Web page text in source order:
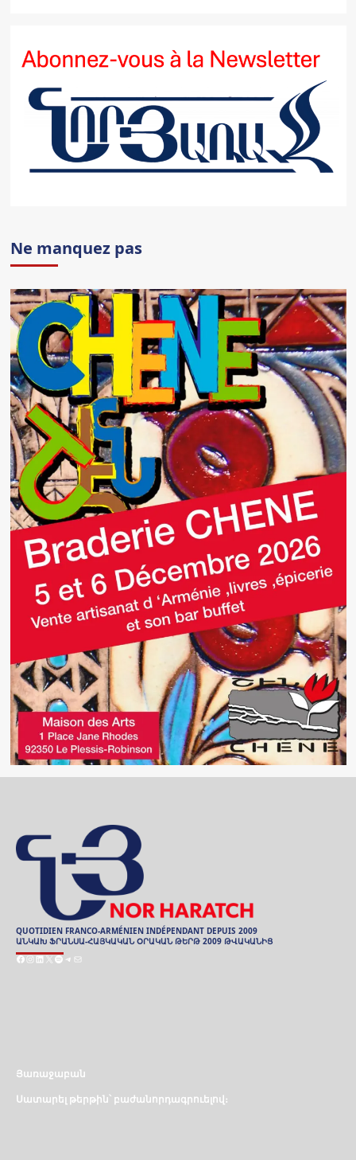
Ne manquez pas
QUOTIDIEN FRANCO-ARMÉNIEN INDÉPENDANT DEPUIS 2009
ԱՆԿԱԽ ՖՐԱՆՍԱ-ՀԱՅԿԱԿԱՆ ՕՐԱԿԱՆ ԹԵՐԹ 2009 ԹՎԱԿԱՆԻՑ
Facebook
Instagram
LinkedIn
X SpotifyTelegram
Յառաջաբան
Սատարել թերթին՝ բաժանորդագրուելով։